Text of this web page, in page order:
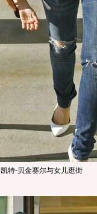
凯特-贝金赛尔与女儿逛街